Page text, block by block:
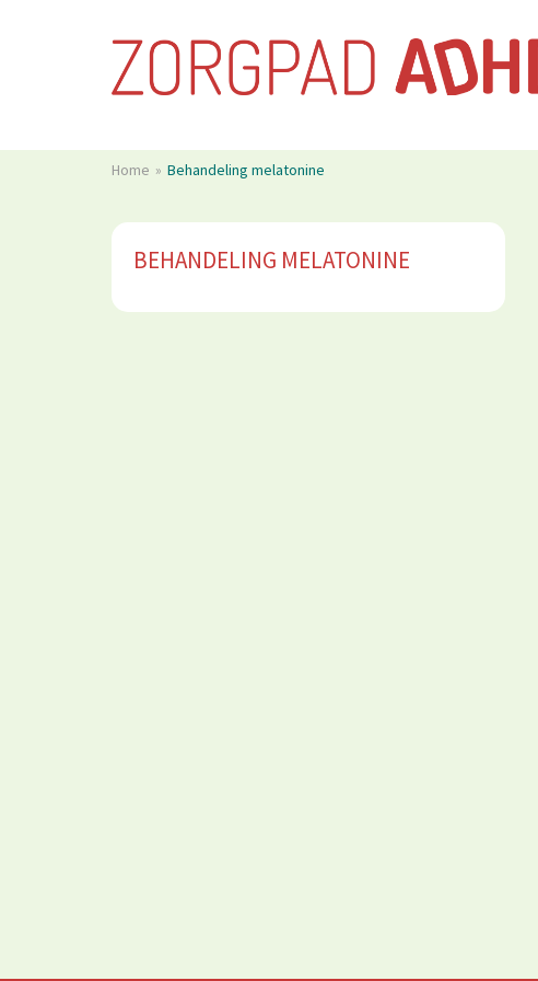
Home Behandeling melatonine
BEHANDELING MELATONINE